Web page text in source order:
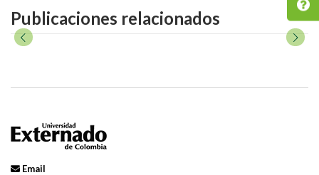
Publicaciones relacionados
Email